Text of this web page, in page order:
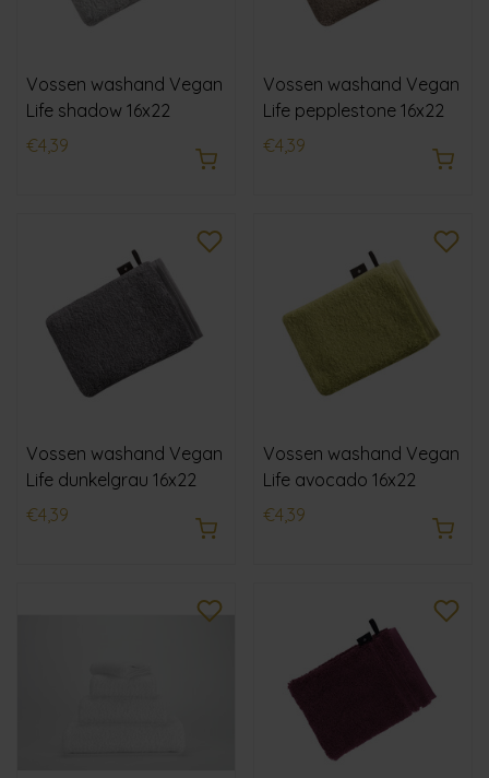
Vossen washand Vegan
Life shadow 16x22
€4,39
Vossen washand Vegan
Life pepplestone 16x22
€4,39
Vossen washand Vegan
Life dunkelgrau 16x22
€4,39
Vossen washand Vegan
Life avocado 16x22
€4,39